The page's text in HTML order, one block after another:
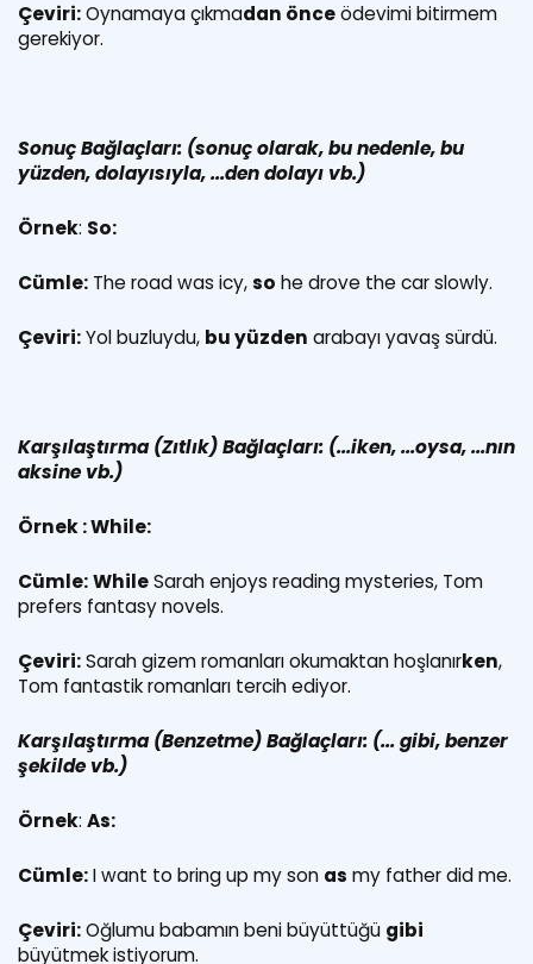
Çeviri:Oynamaya çıkmadan önceödevimi bitirmem
gerekiyor.
Sonuç Bağlaçları: (sonuç olarak, bu nedenle, bu
yüzden, dolayısıyla, ...den dolayı vb.)
Örnek: So:
Cümle: The road was icy,so he drove the car slowly.
Çeviri:Yol buzluydu, bu yüzden arabayı yavaş sürdü.
Karşılaştırma (Zıtlık) Bağlaçları: (...iken, ...oysa, ...nın
aksine vb.)
Örnek : While:
Cümle:WhileSarah enjoys reading mysteries, Tom
prefers fantasy novels.
Çeviri:Sarah gizem romanları okumaktan hoşlanırken,
Tom fantastik romanları tercih ediyor.
Karşılaştırma (Benzetme) Bağlaçları: (... gibi, benzer
şekilde vb.)
Örnek: As:
Cümle:I want to bring up my son as my father did me.
Çeviri:Oğlumu babamın beni büyüttüğü gibi
büyütmek istiyorum.